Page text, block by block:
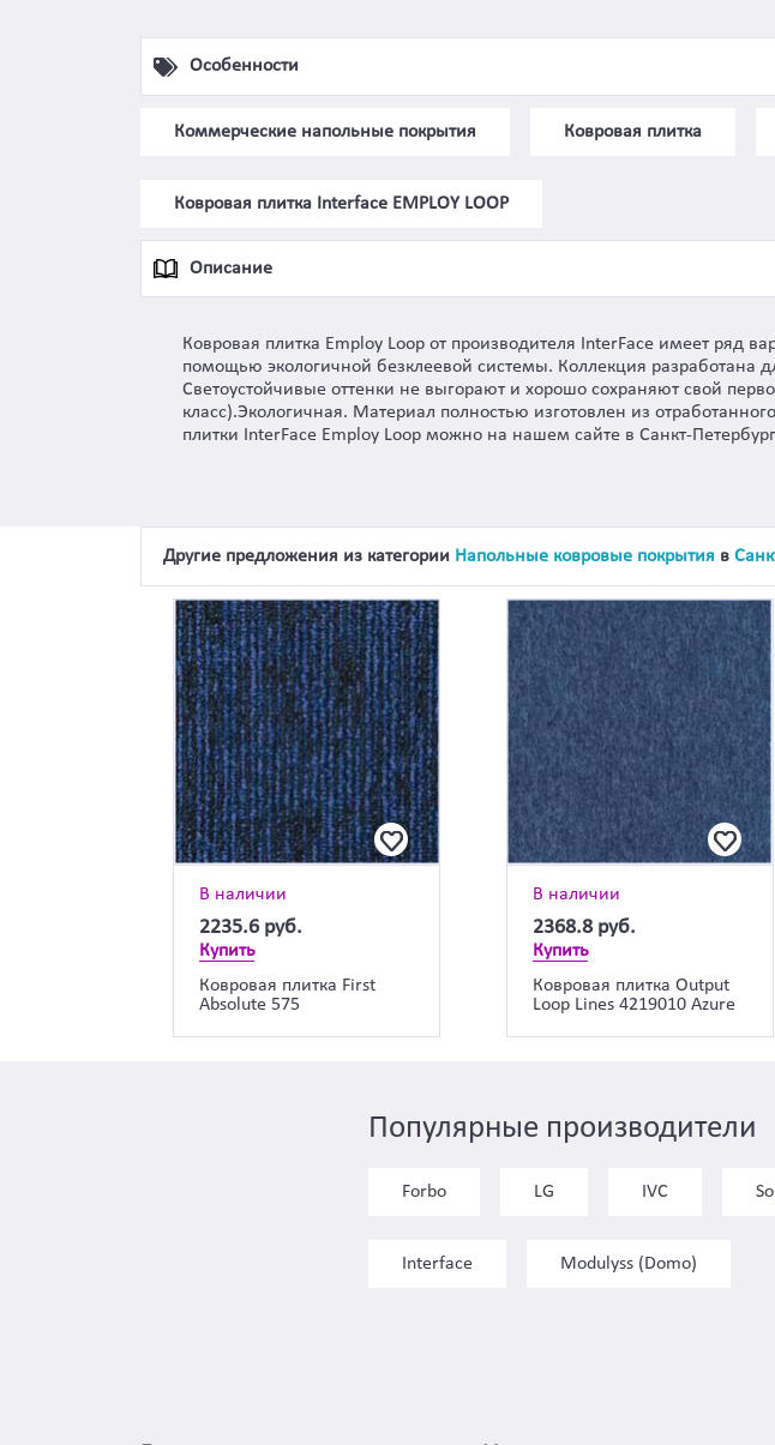
Особенности
Коммерческие напольные покрытия Ковровая плитка
Ковровая плитка Interface EMPLOY LOOP
Описание
Ковровая плитка Employ Loop от производителя InterFace имеет ряд
помощью экологичной безклеевой системы. Коллекция разработана
Светоустойчивые оттенки не выгорают и хорошо сохраняют свой
класс).Экологичная. Материал полностью изготовлен из
плитки InterFace Employ Loop можно на нашем сайте в Санкт-
Другие предложения из категории Напольные ковровые покрытия в
В наличии
2235.6 руб.
Купить
Ковровая плитка First
Absolute 575
В наличии
2368.8 руб.
Купить
Ковровая плитка Output
Loop Lines 4219010 Azure
Популярные производители
Forbo LG IVC
Interface Modulyss (Domo)